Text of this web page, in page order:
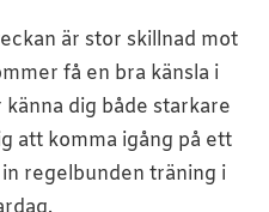
är stor skillnad mot
få en bra känsla i
dig både starkare
att komma igång på ett
regelbunden träning i